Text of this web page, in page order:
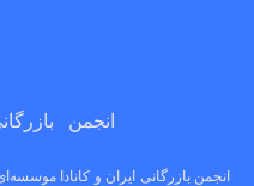
انجمن
انجمن بازرگانی ایران و کانادا